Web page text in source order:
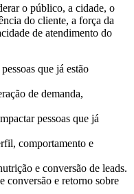
o público, a cidade, o
do cliente, a força da
de atendimento do
que já estão
de demanda,
pessoas que já
comportamento e
e conversão de leads.
conversão e retorno sobre